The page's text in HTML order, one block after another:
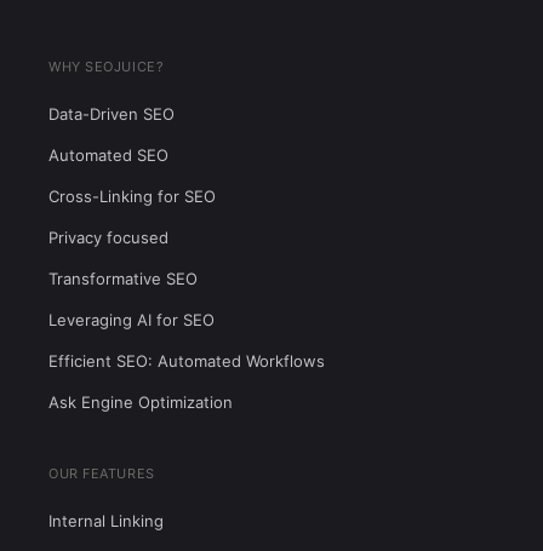
WHY SEOJUICE?
Data-Driven SEO
Automated SEO
Cross-Linking for SEO
Privacy focused
Transformative SEO
Leveraging AI for SEO
Efficient SEO: Automated Workflows
Ask Engine Optimization
OUR FEATURES
Internal Linking